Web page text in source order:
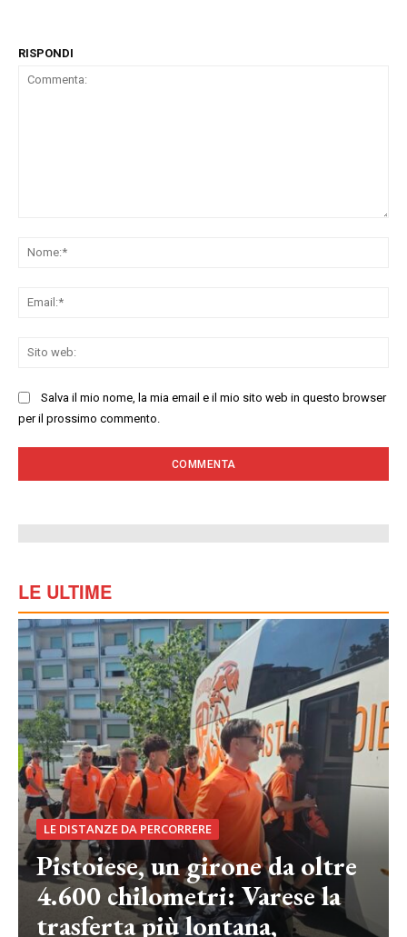
RISPONDI
Salva il mio nome, la mia email e il mio sito web in questo browser
per il prossimo commento.
LE ULTIME
LE DISTANZE DA PERCORRERE
Pistoiese, un girone da oltre
4.600 chilometri: Varese la
trasferta più lontana,